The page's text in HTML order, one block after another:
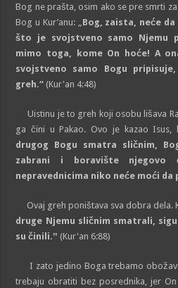
Bog ne prašta, osim ako se pre smrti
Bog u Kur’anu: „ Bog, zaista, neće
što je svojstveno samo Njemu
mimo toga, kome On hoće! A
svojstveno samo Bogu
greh.“ (Kur'an 4:48)
Uistinu je to greh koji osobu lišava
ga čini u Pakao. Ovo je kazao Isus,
drugog Bogu smatra sličnim,
zabrani i boravište
nepravednicima niko neće moći da
Ovaj greh poništava sva dobra dela.
druge Njemu sličnim smatrali,
su činili.ˮ (Kur'an 6:88)
I zato jedino Boga trebamo
trebaju obratiti bez posrednika, jer